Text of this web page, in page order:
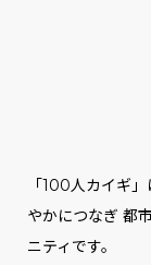
「100人カイギ
やかにつなぎ 都
ニティです。